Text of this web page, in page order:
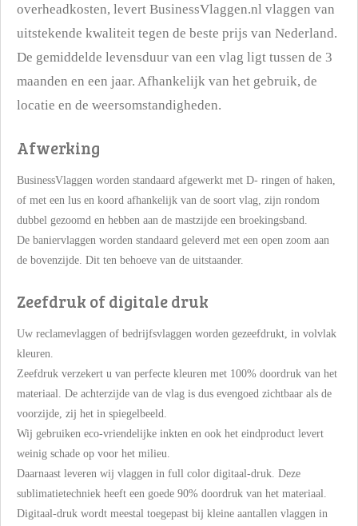
overheadkosten, levert BusinessVlaggen.nl vlaggen van
uitstekende kwaliteit tegen de beste prijs van Nederland.
De gemiddelde levensduur van een vlag ligt tussen de 3
maanden en een jaar. Afhankelijk van het gebruik, de
locatie en de weersomstandigheden.
Afwerking
BusinessVlaggen worden standaard afgewerkt met D- ringen of haken,
of met een lus en koord afhankelijk van de soort vlag, zijn rondom
dubbel gezoomd en hebben aan de mastzijde een broekingsband.
De baniervlaggen worden standaard geleverd met een open zoom aan
de bovenzijde. Dit ten behoeve van de uitstaander.
Zeefdruk of digitale druk
Uw reclamevlaggen of bedrijfsvlaggen worden gezeefdrukt, in volvlak
kleuren.
Zeefdruk verzekert u van perfecte kleuren met 100% doordruk van het
materiaal. De achterzijde van de vlag is dus evengoed zichtbaar als de
voorzijde, zij het in spiegelbeeld.
Wij gebruiken eco-vriendelijke inkten en ook het eindproduct levert
weinig schade op voor het milieu.
Daarnaast leveren wij vlaggen in full color digitaal-druk. Deze
sublimatietechniek heeft een goede 90% doordruk van het materiaal.
Digitaal-druk wordt meestal toegepast bij kleine aantallen vlaggen in